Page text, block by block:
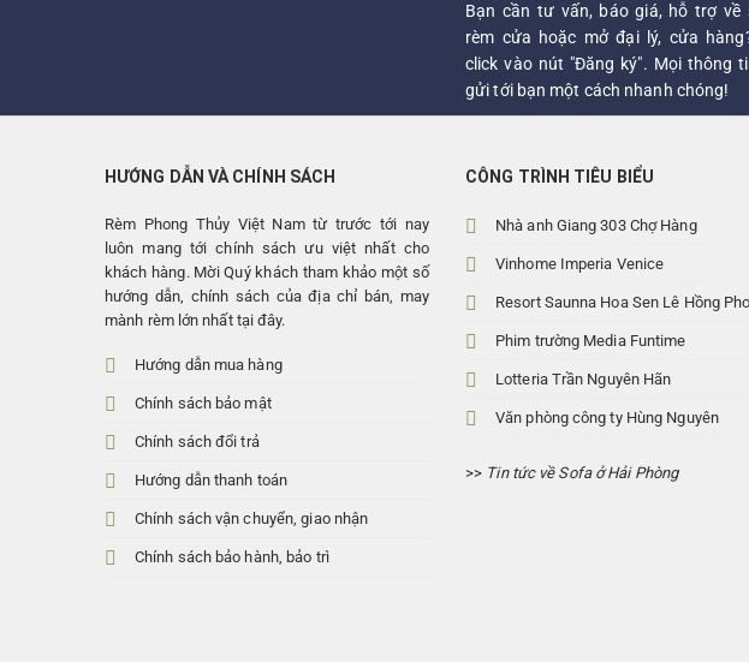
Bạn cần tư vấn, báo giá, hỗ trợ về
rèm cửa hoặc mở đại lý, cửa
click vào nút "Đăng ký". Mọi thông
gửi tới bạn một cách nhanh chóng!
HƯỚNG DẪN VÀ CHÍNH SÁCH
Rèm Phong Thủy Việt Nam từ trước tới nay
luôn mang tới chính sách ưu việt nhất cho
khách hàng. Mời Quý khách tham khảo một số
hướng dẫn, chính sách của địa chỉ bán, may
mành rèm lớn nhất tại đây.
Hướng dẫn mua hàng
Chính sách bảo mật
Chính sách đổi trả
Hướng dẫn thanh toán
Chính sách vận chuyển, giao nhận
Chính sách bảo hành, bảo trì
CÔNG TRÌNH TIÊU BIỂU
Nhà anh Giang 303 Chợ Hàng
Vinhome Imperia Venice
Resort Saunna Hoa Sen Lê Hồng
Phim trường Media Funtime
Lotteria Trần Nguyên Hãn
Văn phòng công ty Hùng Nguyên
>> Tin tức về Sofa ở Hải Phòng